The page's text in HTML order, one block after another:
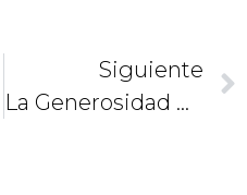
Siguiente
La Generosidad De La Navidad. El Significado De Belén